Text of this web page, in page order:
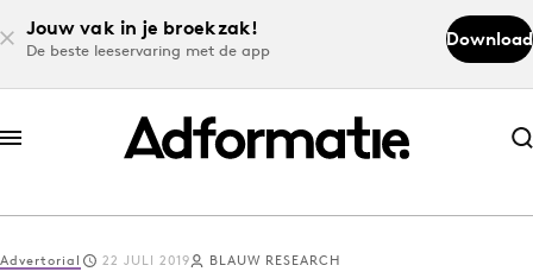
Jouw vak in je broekzak!
De beste leeservaring met de app
Download
Abonneer nu
Abonneer nu
Log in
Advertorial 22 JULI 2019 BLAUW RESEARCH